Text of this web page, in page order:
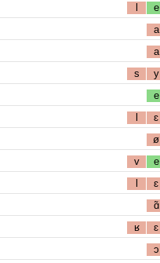
l e
a
a
s y
e
l ɛ
ø
v e
l ɛ
ɑ̃
ʁ ɛ
ɔ